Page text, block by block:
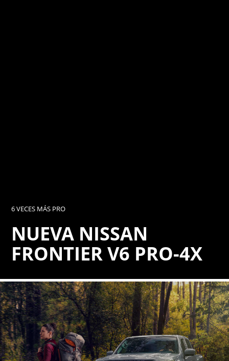
6 VECES MÁS PRO
NUEVA NISSAN
FRONTIER V6 PRO-4X